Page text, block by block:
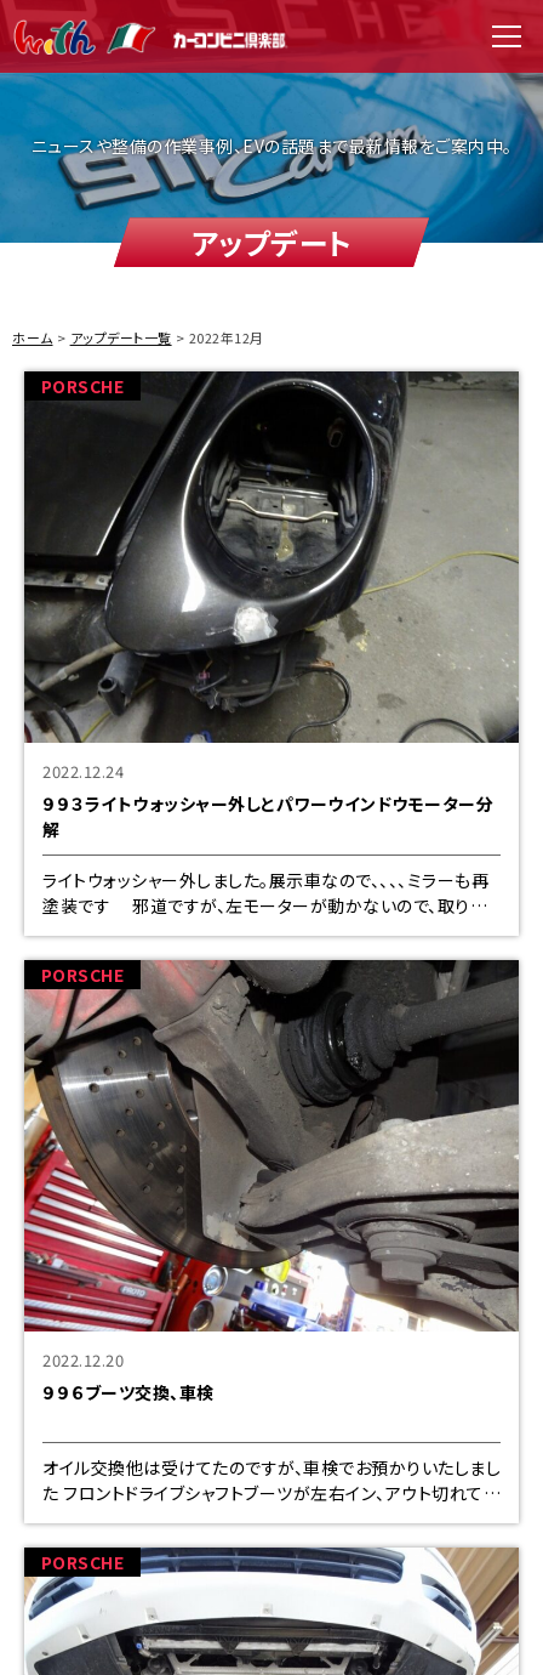
WITH（ウィズ） menu
ニュースや整備の作業事例、EVの話題まで最新情報をご案内中。
アップデート
ホーム アップデート一覧 2022年12月
PORSCHE
2022.12.24
９９３ライトウォッシャー外しとパワーウインドウモーター分
解
ライトウォッシャー外しました。展示車なので、、、、ミラーも再
塗装です 邪道ですが、左モーターが動かないので、取り敢
えず外して掃除給油。復活ー
PORSCHE
2022.12.20
９９６ブーツ交換、車検
オイル交換他は受けてたのですが、車検でお預かりいたしまし
た フロントドライブシャフトブーツが左右イン、アウト切れてま
して交換です。多分２年前車検時も切れていたと思います ４
つ同時に切れるは無いですから、、、、
PORSCHE